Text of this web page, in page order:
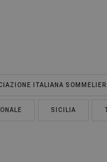
ITALIANA SOMMELIER
SICILIA